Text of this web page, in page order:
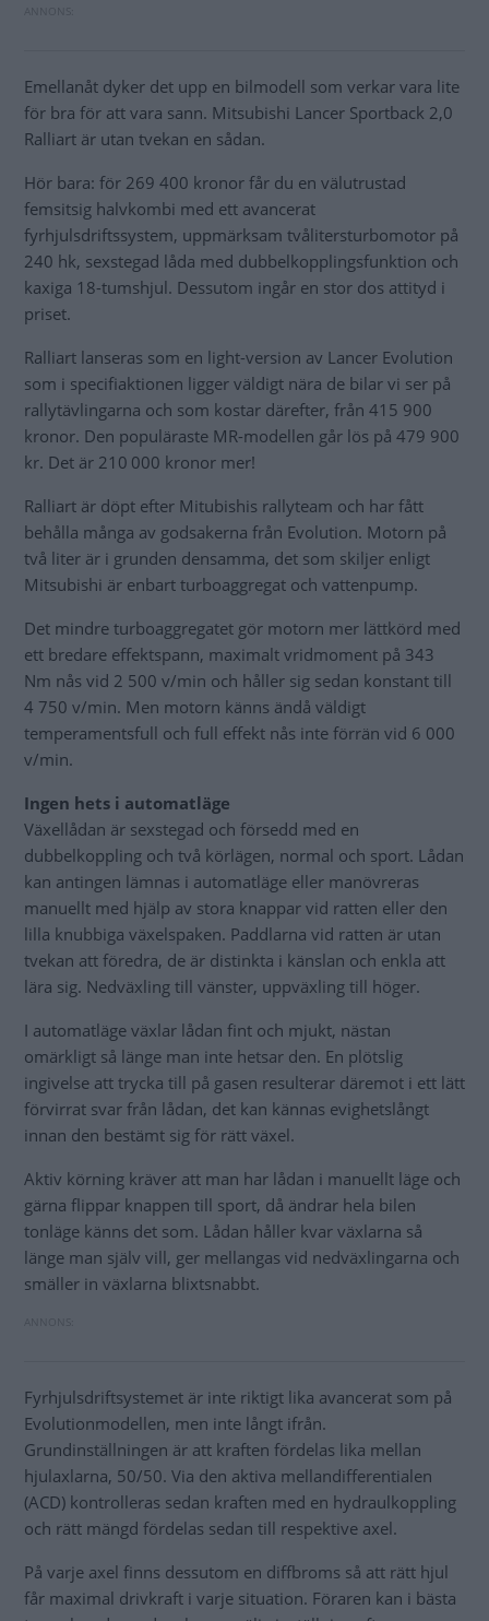
Emellanåt dyker det upp en bilmodell som verkar vara lite
för bra för att vara sann. Mitsubishi Lancer Sportback 2,0
Ralliart är utan tvekan en sådan.
Hör bara: för 269 400 kronor får du en välutrustad
femsitsig halvkombi med ett avancerat
fyrhjulsdriftssystem, uppmärksam tvålitersturbomotor på
240 hk, sexstegad låda med dubbelkopplingsfunktion och
kaxiga 18-tumshjul. Dessutom ingår en stor dos attityd i
priset.
Ralliart lanseras som en light-version av Lancer Evolution
som i specifiaktionen ligger väldigt nära de bilar vi ser på
rallytävlingarna och som kostar därefter, från 415 900
kronor. Den populäraste MR-modellen går lös på 479 900
kr. Det är 210 000 kronor mer!
Ralliart är döpt efter Mitubishis rallyteam och har fått
behålla många av godsakerna från Evolution. Motorn på
två liter är i grunden densamma, det som skiljer enligt
Mitsubishi är enbart turboaggregat och vattenpump.
Det mindre turboaggregatet gör motorn mer lättkörd med
ett bredare effektspann, maximalt vridmoment på 343
Nm nås vid 2 500 v/min och håller sig sedan konstant till
4 750 v/min. Men motorn känns ändå väldigt
temperamentsfull och full effekt nås inte förrän vid 6 000
v/min.
Ingen hets i automatläge
Växellådan är sexstegad och försedd med en
dubbelkoppling och två körlägen, normal och sport. Lådan
kan antingen lämnas i automatläge eller manövreras
manuellt med hjälp av stora knappar vid ratten eller den
lilla knubbiga växelspaken. Paddlarna vid ratten är utan
tvekan att föredra, de är distinkta i känslan och enkla att
lära sig. Nedväxling till vänster, uppväxling till höger.
I automatläge växlar lådan fint och mjukt, nästan
omärkligt så länge man inte hetsar den. En plötslig
ingivelse att trycka till på gasen resulterar däremot i ett lätt
förvirrat svar från lådan, det kan kännas evighetslångt
innan den bestämt sig för rätt växel.
Aktiv körning kräver att man har lådan i manuellt läge och
gärna flippar knappen till sport, då ändrar hela bilen
tonläge känns det som. Lådan håller kvar växlarna så
länge man själv vill, ger mellangas vid nedväxlingarna och
smäller in växlarna blixtsnabbt.
Fyrhjulsdriftsystemet är inte riktigt lika avancerat som på
Evolutionmodellen, men inte långt ifrån.
Grundinställningen är att kraften fördelas lika mellan
hjulaxlarna, 50/50. Via den aktiva mellandifferentialen
(ACD) kontrolleras sedan kraften med en hydraulkoppling
och rätt mängd fördelas sedan till respektive axel.
På varje axel finns dessutom en diffbroms så att rätt hjul
får maximal drivkraft i varje situation. Föraren kan i bästa